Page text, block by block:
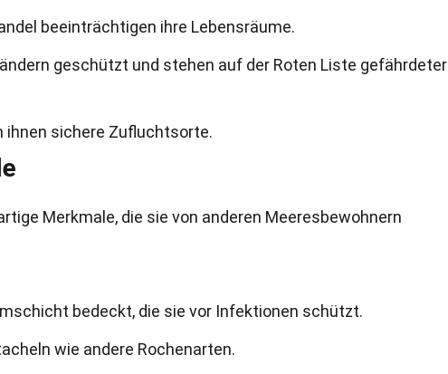
beeinträchtigen ihre Lebensräume.
geschützt und stehen auf der Roten Liste gefährdeter
sichere Zufluchtsorte.
Merkmale, die sie von anderen Meeresbewohnern
bedeckt, die sie vor Infektionen schützt.
wie andere Rochenarten.